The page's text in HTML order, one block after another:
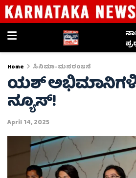
Home ಸಿನಿಮಾ-ಮನರಂಜನೆ
ಯಶ್
ನ್ಯೂಸ್!
April 14, 2025